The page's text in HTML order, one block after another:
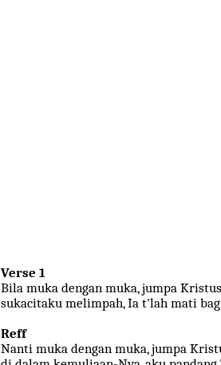
Verse 1
Bila muka dengan muka, jumpa
sukacitaku melimpah, Ia t'lah mati
Reff
Nanti muka dengan muka, jumpa